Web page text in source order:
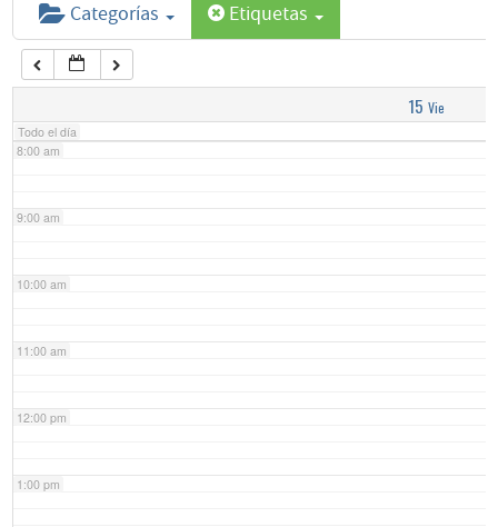
Categorías Etiquetas
15 Vie
Todo el día
6:00 am
7:00 am
8:00 am
9:00 am
10:00 am
11:00 am
12:00 pm
1:00 pm